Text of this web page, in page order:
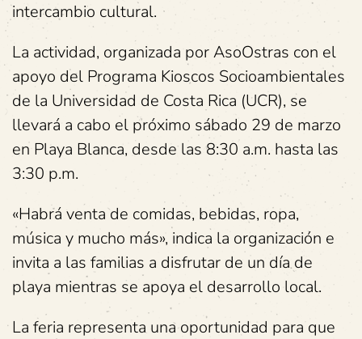
intercambio cultural.
La actividad, organizada por AsoOstras con el
apoyo del Programa Kioscos Socioambientales
de la Universidad de Costa Rica (UCR), se
llevará a cabo el próximo sábado 29 de marzo
en Playa Blanca, desde las 8:30 a.m. hasta las
3:30 p.m.
«Habrá venta de comidas, bebidas, ropa,
música y mucho más», indica la organización e
invita a las familias a disfrutar de un día de
playa mientras se apoya el desarrollo local.
La feria representa una oportunidad para que